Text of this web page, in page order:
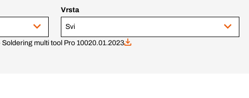
Vrsta
Svi
multi tool Pro 10020.01.2023